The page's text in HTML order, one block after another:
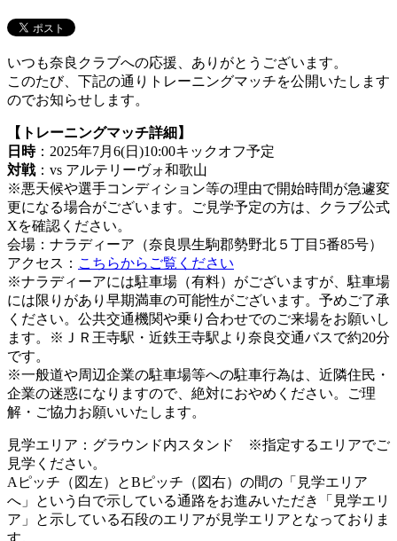
いつも奈良クラブへの応援、ありがとうございます。
このたび、下記の通りトレーニングマッチを公開いたします
のでお知らせします。
【トレーニングマッチ詳細】
日時：2025年7月6(日)10:00キックオフ予定
対戦：vs アルテリーヴォ和歌山
※悪天候や選手コンディション等の理由で開始時間が急遽変
更になる場合がございます。ご見学予定の方は、クラブ公式
Xを確認ください。
会場：ナラディーア（奈良県生駒郡勢野北５丁目5番85号）
アクセス： こちらからご覧ください
※ナラディーアには駐車場（有料）がございますが、駐車場
には限りがあり早期満車の可能性がございます。予めご了承
ください。公共交通機関や乗り合わせでのご来場をお願いし
ます。※ＪＲ王寺駅・近鉄王寺駅より奈良交通バスで約20分
です。
※一般道や周辺企業の駐車場等への駐車行為は、近隣住民・
企業の迷惑になりますので、絶対におやめください。ご理
解・ご協力お願いいたします。
見学エリア：グラウンド内スタンド ※指定するエリアでご
見学ください。
Aピッチ（図左）とBピッチ（図右）の間の「見学エリア
へ」という白で示している通路をお進みいただき「見学エリ
ア」と示している石段のエリアが見学エリアとなっておりま